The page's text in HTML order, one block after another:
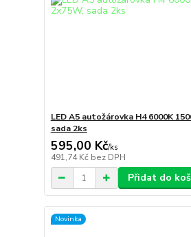
LED A5 autožárovka H4 6000K
sada 2ks
595,00 Kč/ks
491,74 Kč bez DPH
Přidat do
Novinka